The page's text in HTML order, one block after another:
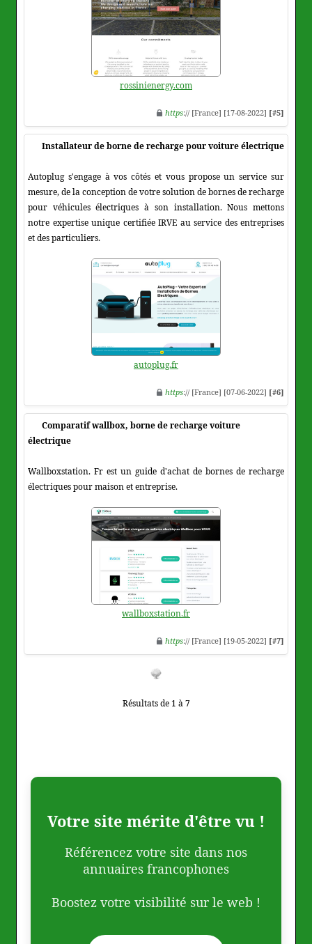
rossinienergy.com
https:// [France] [17-08-2022] [#5]
Installateur de borne de recharge pour voiture électrique
Autoplug s'engage à vos côtés et vous propose un service sur
mesure, de la conception de votre solution de bornes de recharge
pour véhicules électriques à son installation. Nous mettons
notre expertise unique certifiée IRVE au service des entreprises
et des particuliers.
autoplug.fr
https:// [France] [07-06-2022] [#6]
Comparatif wallbox, borne de recharge voiture
électrique
Wallboxstation. Fr est un guide d'achat de bornes de recharge
électriques pour maison et entreprise.
wallboxstation.fr
https:// [France] [19-05-2022] [#7]
Résultats de 1 à 7
Votre site mérite d'être vu !
Référencez votre site dans nos
annuaires francophones
Boostez votre visibilité sur le web !